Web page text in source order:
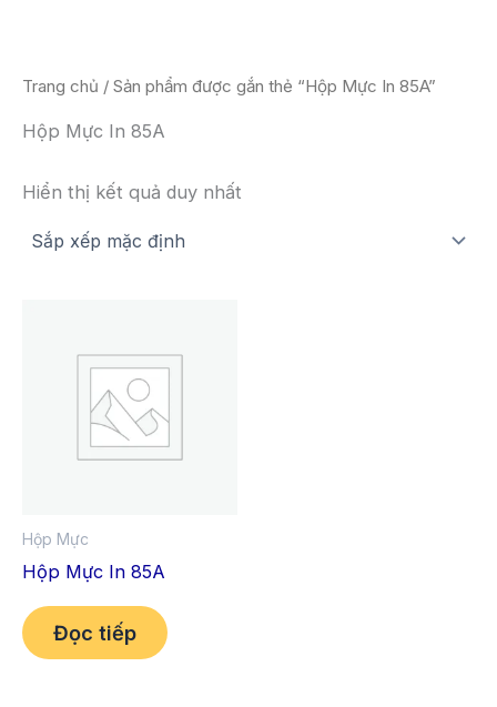
Trang chủ / Sản phẩm được gắn thẻ “Hộp Mực In 85A”
Hộp Mực In 85A
Hiển thị kết quả duy nhất
Hộp Mực
Hộp Mực In 85A
Đọc tiếp